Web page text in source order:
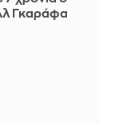
Γκαράφα